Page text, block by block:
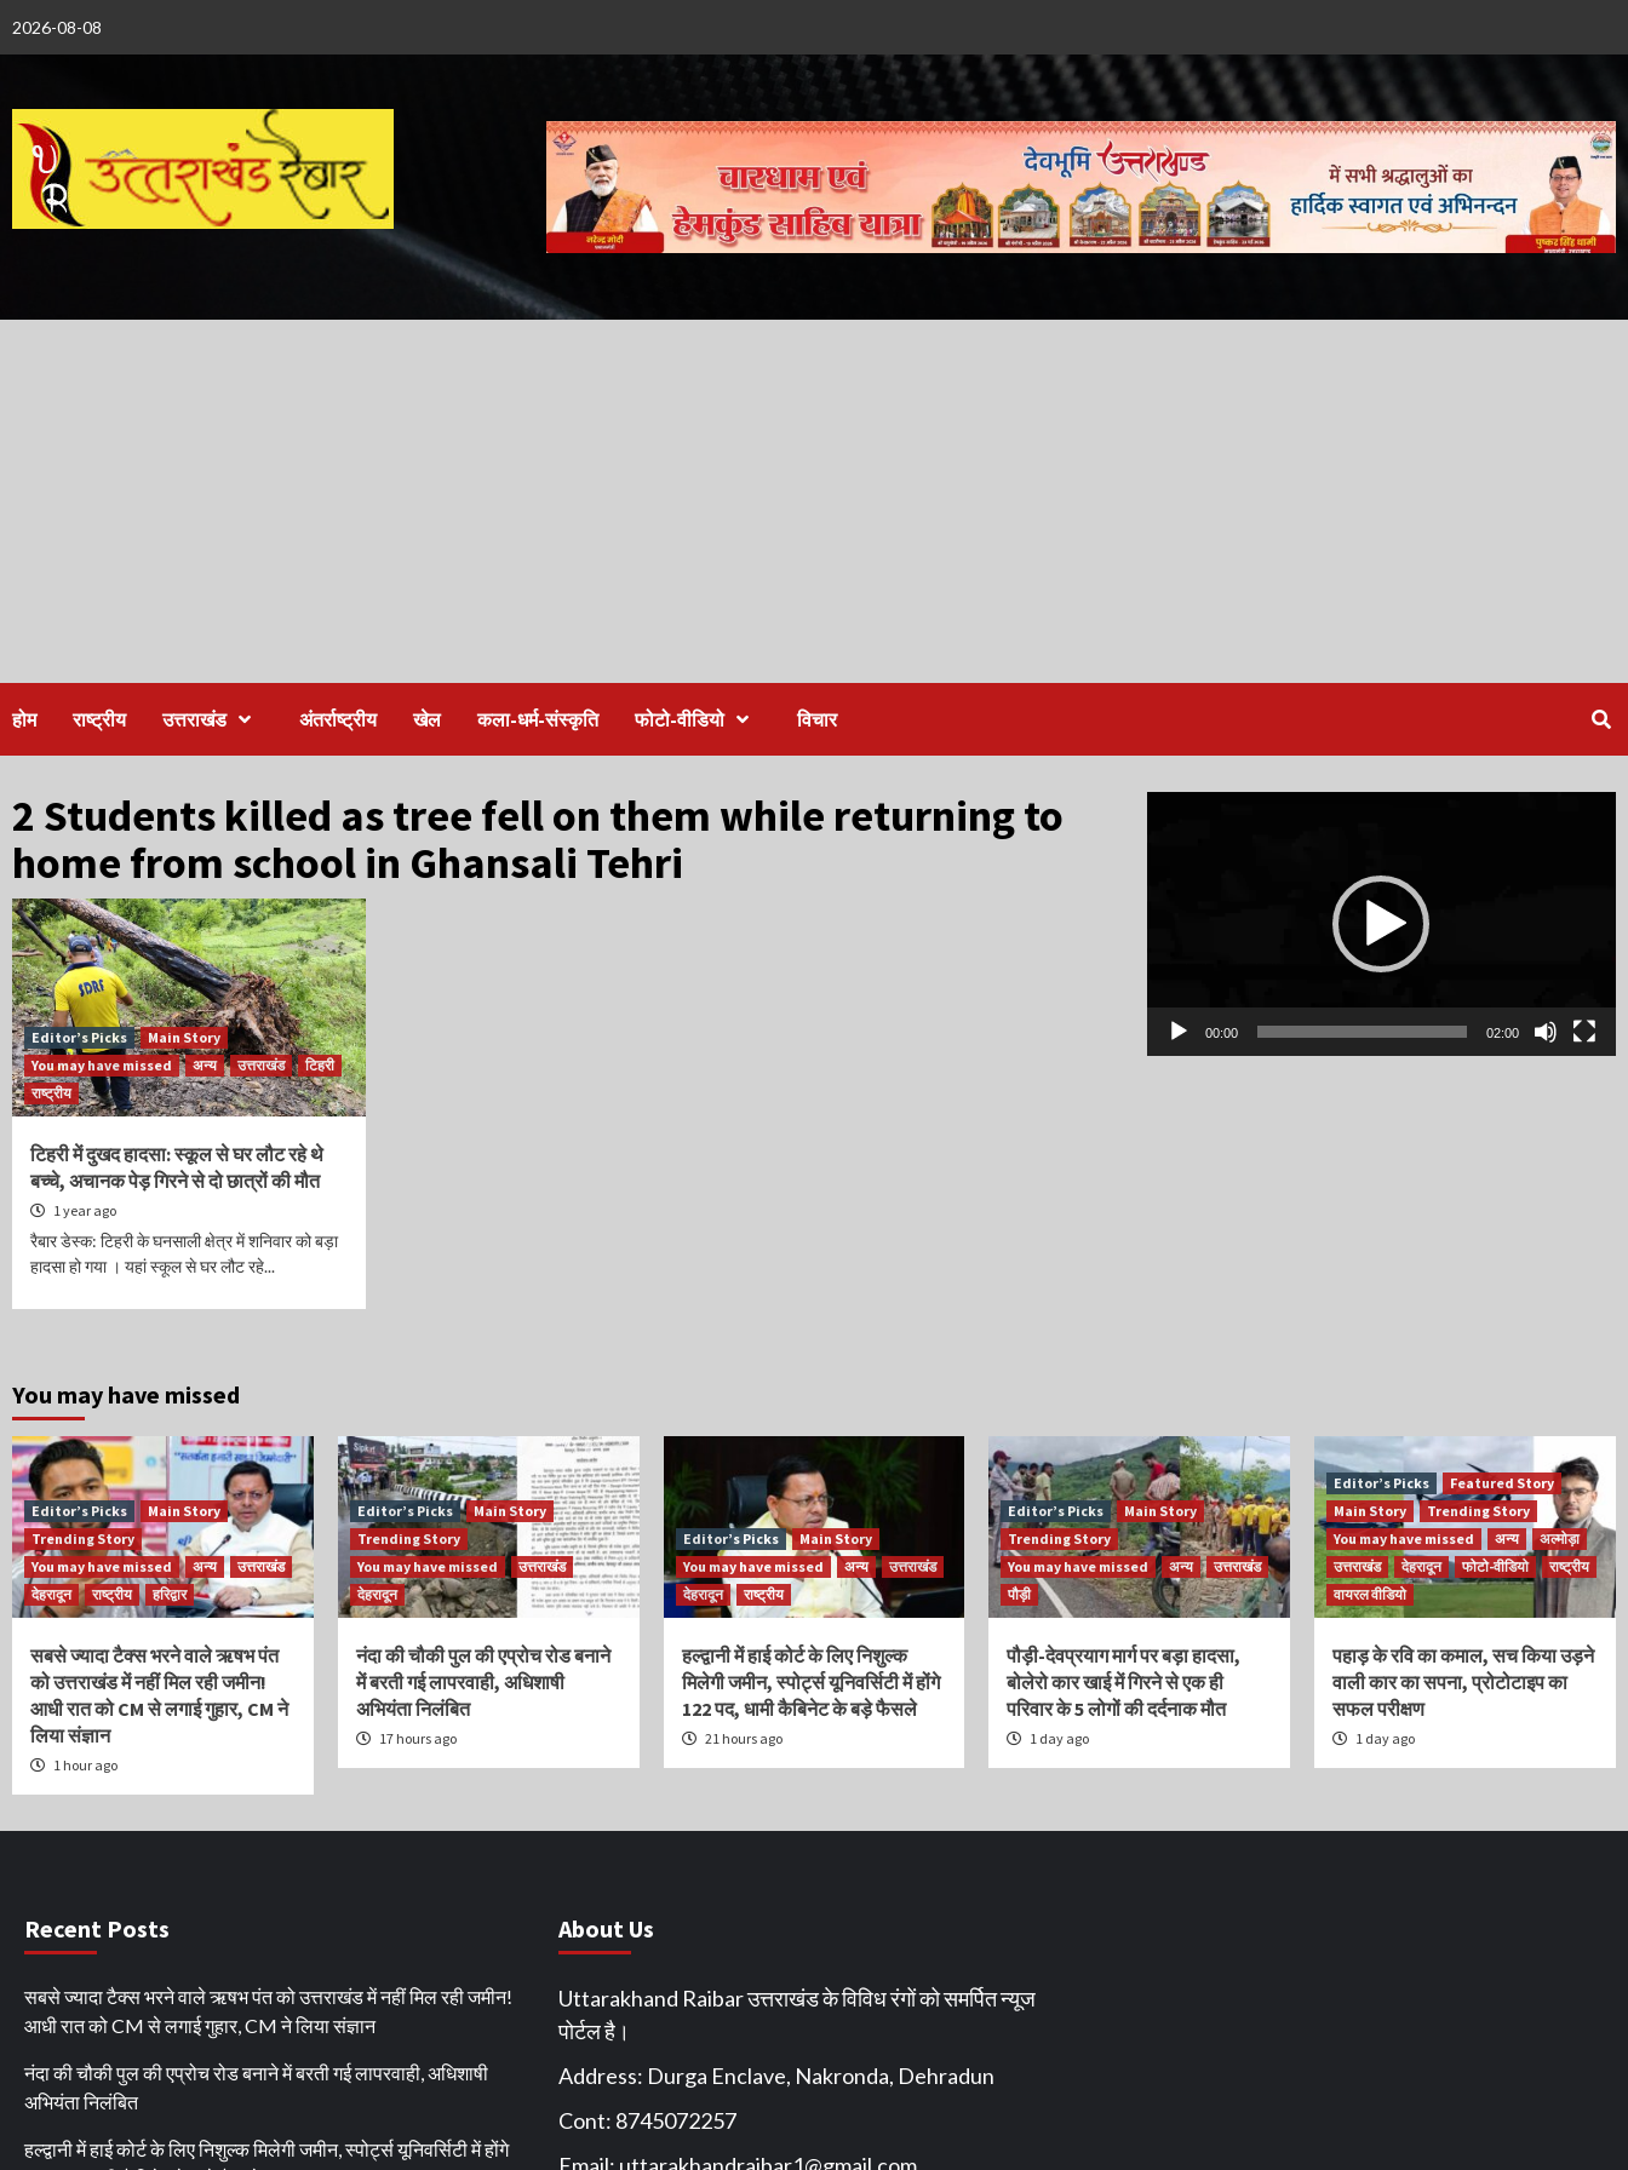
2026-08-08
होम राष्ट्रीय उत्तराखंड अंतर्राष्ट्रीय खेल कला-धर्म-संस्कृति फोटो-वीडियो विचार
2 Students killed as tree fell on them while returning to
home from school in Ghansali Tehri
Editor’s Picks
Main Story
You may have missed
अन्य उत्तराखंड
टिहरी
राष्ट्रीय
टिहरी में दुखद हादसा: स्कूल से घर लौट रहे थे
बच्चे, अचानक पेड़ गिरने से दो छात्रों की मौत
1 year ago
रैबार डेस्क: टिहरी के घनसाली क्षेत्र में शनिवार को बड़ा
हादसा हो गया । यहां स्कूल से घर लौट रहे...
00:00 02:00
You may have missed
Editor’s Picks
Main Story
Trending Story
You may have missed
अन्य
उत्तराखंड
देहरादून
राष्ट्रीय हरिद्वार
सबसे ज्यादा टैक्स भरने वाले ऋषभ पंत
को उत्तराखंड में नहीं मिल रही जमीन!
आधी रात को CM से लगाई गुहार, CM ने
लिया संज्ञान
1 hour ago
Editor’s Picks
Main Story
Trending Story
You may have missed
उत्तराखंड
देहरादून
नंदा की चौकी पुल की एप्रोच रोड बनाने
में बरती गई लापरवाही, अधिशाषी
अभियंता निलंबित
17 hours ago
Editor’s Picks
Main Story
You may have missed
अन्य
उत्तराखंड
देहरादून
राष्ट्रीय
हल्द्वानी में हाई कोर्ट के लिए निशुल्क
मिलेगी जमीन, स्पोर्ट्स यूनिवर्सिटी में होंगे
122 पद, धामी कैबिनेट के बड़े फैसले
21 hours ago
Editor’s Picks
Main Story
Trending Story
You may have missed
अन्य
उत्तराखंड
पौड़ी
पौड़ी-देवप्रयाग मार्ग पर बड़ा हादसा,
बोलेरो कार खाई में गिरने से एक ही
परिवार के 5 लोगों की दर्दनाक मौत
1 day ago
Editor’s Picks
Featured Story
Main Story
Trending Story
You may have missed
अन्य
अल्मोड़ा
उत्तराखंड
देहरादून फोटो-वीडियो
राष्ट्रीय
वायरल वीडियो
पहाड़ के रवि का कमाल, सच किया उड़ने
वाली कार का सपना, प्रोटोटाइप का
सफल परीक्षण
1 day ago
Recent Posts
सबसे ज्यादा टैक्स भरने वाले ऋषभ पंत को उत्तराखंड में नहीं मिल रही जमीन!
आधी रात को CM से लगाई गुहार, CM ने लिया संज्ञान
नंदा की चौकी पुल की एप्रोच रोड बनाने में बरती गई लापरवाही, अधिशाषी
अभियंता निलंबित
हल्द्वानी में हाई कोर्ट के लिए निशुल्क मिलेगी जमीन, स्पोर्ट्स यूनिवर्सिटी में होंगे
About Us
Uttarakhand Raibar उत्तराखंड के विविध रंगों को समर्पित न्यूज
पोर्टल है।
Address: Durga Enclave, Nakronda, Dehradun
Cont: 8745072257